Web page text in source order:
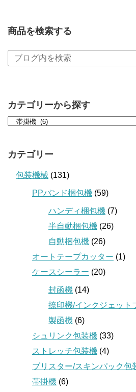
商品を検索する
カテゴリーから探す
カテゴリー
包装機械 (131)
PPバンド梱包機 (59)
ハンディ梱包機 (7)
半自動梱包機 (26)
自動梱包機 (26)
オートテープカッター (1)
ケースシーラー (20)
封函機 (14)
捺印機/インクジェット
製函機 (6)
シュリンク包装機 (33)
ストレッチ包装機 (4)
ブリスター/スキンパック包
帯掛機 (6)